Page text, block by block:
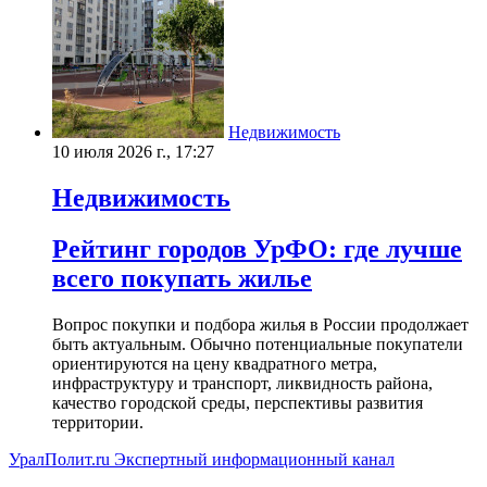
Недвижимость
10 июля 2026 г., 17:27
Недвижимость
Рейтинг городов УрФО: где лучше
всего покупать жилье
Вопрос покупки и подбора жилья в России продолжает
быть актуальным. Обычно потенциальные покупатели
ориентируются на цену квадратного метра,
инфраструктуру и транспорт, ликвидность района,
качество городской среды, перспективы развития
территории.
УралПолит.ru Экспертный информационный канал